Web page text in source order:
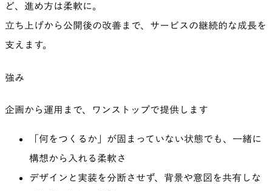
ど、進め方は柔軟に。
立ち上げから公開後の改善まで、サービスの継続的な成長を
支えます。
強み
企画から運用まで、ワンストップで提供します
「何をつくるか」が固まっていない状態でも、一緒に
構想から入れる柔軟さ
デザインと実装を分断させず、背景や意図を共有しな